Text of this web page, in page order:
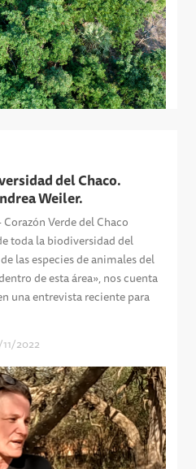
del Chaco.
Weiler.
Verde del Chaco
toda la biodiversidad del
las especies de animales del
de esta área», nos cuenta
una entrevista reciente para
2022